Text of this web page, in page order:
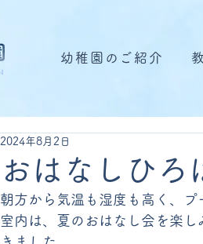
幼稚園のご紹介
おはなしひろ
2024年8月2日
朝方から気温も湿度も高く、プ
室内は、夏のおはなし会を楽